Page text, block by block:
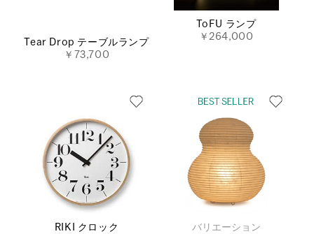
Tear Drop テーブルランプ
￥73,700
ToFU ランプ
￥264,000
RIKI クロック
バリエーション